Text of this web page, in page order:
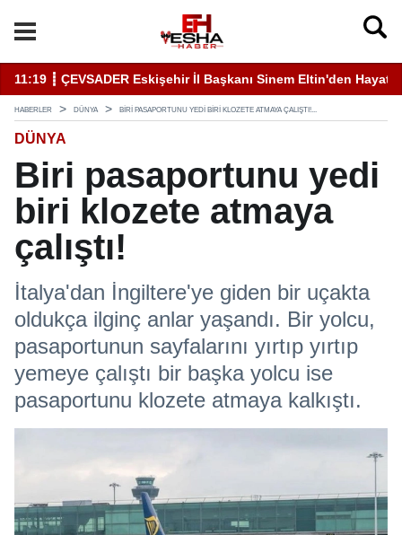
11:19 ┋ ÇEVSADER Eskişehir İl Başkanı Sinem Eltin'den
HABERLER DÜNYA BIRI PASAPORTUNU YEDI BIRI KLOZETE ATMAYA ÇALIŞTI!...
DÜNYA
Biri pasaportunu yedi
biri klozete atmaya
çalıştı!
İtalya'dan İngiltere'ye giden bir uçakta
oldukça ilginç anlar yaşandı. Bir yolcu,
pasaportunun sayfalarını yırtıp yırtıp
yemeye çalıştı bir başka yolcu ise
pasaportunu klozete atmaya kalkıştı.